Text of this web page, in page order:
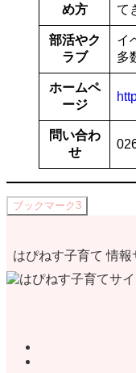
め方
て
部活やク
ラブ
イ
多
ホームペ
ージ
問い合わ
せ
ブックマーク 3
はぴねす子育て 情報